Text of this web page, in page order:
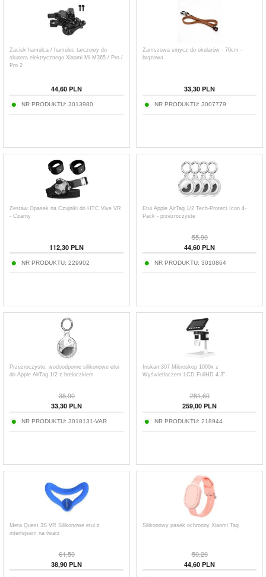
Zacisk hamulca / hamulec tarczowy do
skutera elektrycznego Xiaomi Mi M365 / Pro /
Pro 2
44,60 PLN
NR PRODUKTU: 3013980
Zamszowa smycz do okularów - 70cm -
brązowa
33,30 PLN
NR PRODUKTU: 3007779
Zestaw Opasek na Czujniki do HTC Vive VR
- Czarny
112,30 PLN
NR PRODUKTU: 229902
Etui Apple AirTag 1/2 Tech-Protect Icon 4-
Pack - przezroczyste
55,90
44,60 PLN
NR PRODUKTU: 3010864
Przezroczyste, wodoodporne silikonowe etui
do Apple AirTag 1/2 z breloczkiem
38,90
33,30 PLN
NR PRODUKTU: 3018131-VAR
Inskam307 Mikroskop 1000x z
Wyświetlaczem LCD FullHD 4.3"
281,60
259,00 PLN
NR PRODUKTU: 218944
Meta Quest 3S VR Silikonowe etui z
interfejsem na twarz
61,50
38,90 PLN
Silikonowy pasek ochronny Xiaomi Tag
50,20
44,60 PLN